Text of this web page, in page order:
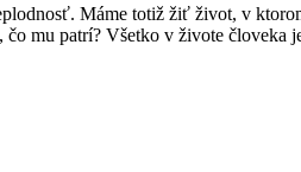
Máme totiž žiť život, v
mu patrí? Všetko v živote človeka